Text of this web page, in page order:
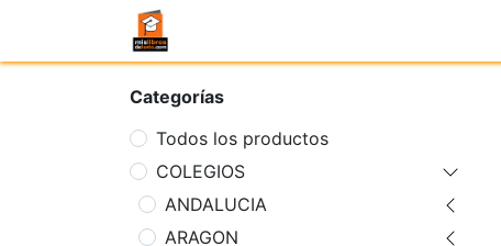
Categorías
Todos los productos
COLEGIOS
ANDALUCIA
ARAGON